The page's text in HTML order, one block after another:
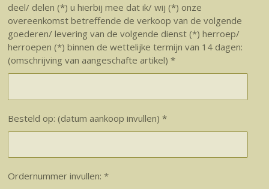
deel/ delen (*) u hierbij mee dat ik/ wij (*) onze
overeenkomst betreffende de verkoop van de volgende
goederen/ levering van de volgende dienst (*) herroep/
herroepen (*) binnen de wettelijke termijn van 14 dagen:
(omschrijving van aangeschafte artikel) *
Besteld op: (datum aankoop invullen) *
Ordernummer invullen: *